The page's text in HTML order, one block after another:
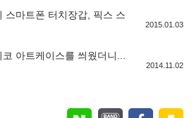
스마트폰 터치장갑, 픽스 스
2015.01.03
아트케이스를 씌웠더니...
2014.11.02